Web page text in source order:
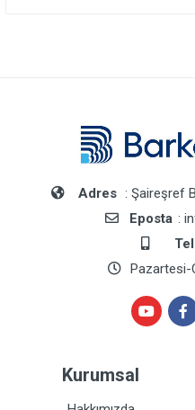
Adres : Şaireşref
Eposta :
Tel
Pazartesi-
Kurumsal